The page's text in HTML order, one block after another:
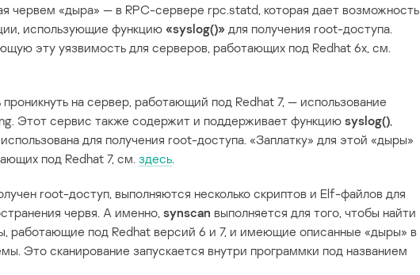
червем «дыра» — в RPC-сервере rpc.statd, которая дает возможность
использующие функцию «syslog()» для получения root-доступа.
эту уязвимость для серверов, работающих под Redhat 6x, см.
на сервер, работающий под Redhat 7, — использование
Этот сервис также содержит и поддерживает функцию syslog(),
для получения root-доступа. «Заплатку» для этой «дыры»
под Redhat 7, см.здесь.
root-доступ, выполняются несколько скриптов и Elf-файлов для
червя. А именно, synscan выполняется для того, чтобы найти
работающие под Redhat версий 6 и 7, и имеющие описанные «дыры» в
Это сканирование запускается внутри программки под названием